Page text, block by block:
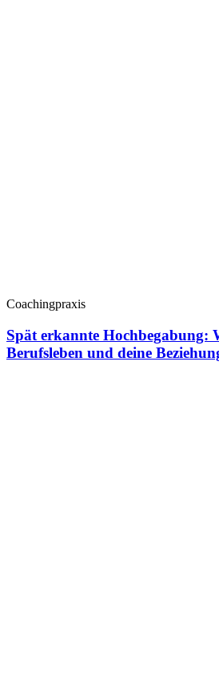
Coachingpraxis
Spät erkannte Hochbegabung:
Berufsleben und deine